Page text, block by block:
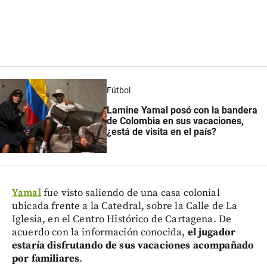
Fútbol
Lamine Yamal posó con la bandera
de Colombia en sus vacaciones,
¿está de visita en el país?
Yamalfue visto saliendo de una casa colonial
ubicada frente a la Catedral, sobre la Calle de La
Iglesia, en el Centro Histórico de Cartagena. De
acuerdo con la información conocida, el jugador
estaría disfrutando de sus vacaciones acompañado
por familiares.